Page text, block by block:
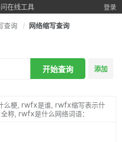
在线工具 登录
查询 网络缩写查询
开始查询 添加
么梗, rwfx是谁, rwfx缩写表示什
全称, rwfx是什么网络词语：